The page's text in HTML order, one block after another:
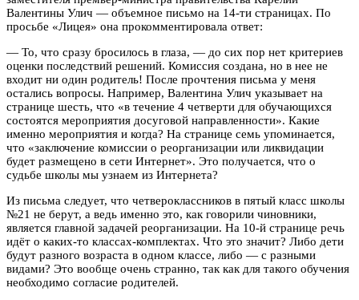
Валентины Улич — объемное письмо на 14-ти страницах. По
просьбе «Лицея» она прокомментировала ответ:
— То, что сразу бросилось в глаза, — до сих пор нет критериев
оценки последствий решений. Комиссия создана, но в нее не
входит ни один родитель! После прочтения письма у меня
остались вопросы. Например, Валентина Улич указывает на
странице шесть, что «в течение 4 четверти для обучающихся
состоятся мероприятия досуговой направленности». Какие
именно мероприятия и когда? На странице семь упоминается,
что «заключение комиссии о реорганизации или ликвидации
будет размещено в сети Интернет». Это получается, что о
судьбе школы мы узнаем из Интернета?
Из письма следует, что четвероклассников в пятый класс школы
№21 не берут, а ведь именно это, как говорили чиновники,
является главной задачей реорганизации. На 10-й странице речь
идёт о каких-то классах-комплектах. Что это значит? Либо дети
будут разного возраста в одном классе, либо — с разными
видами? Это вообще очень странно, так как для такого обучения
необходимо согласие родителей.